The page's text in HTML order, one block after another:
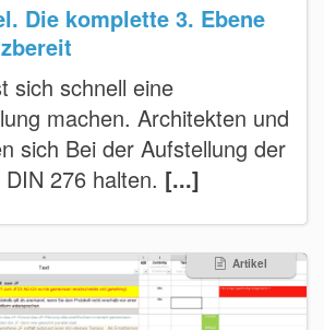
Die komplette 3. Ebene
sich schnell eine
machen. Architekten und
sich Bei der Aufstellung der
276 halten. [...]
Artikel